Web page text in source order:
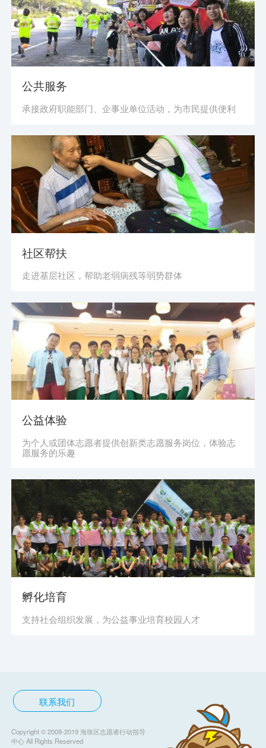
公共服务
承接政府职能部门、企事业单位活动，为市民提供便利
社区帮扶
走进基层社区，帮助老弱病残等弱势群体
公益体验
为个人或团体志愿者提供创新类志愿服务岗位，体验志
愿服务的乐趣
孵化培育
支持社会组织发展，为公益事业培育校园人才
联系我们
Copyright © 2009-2019 海珠区志愿者行动指导
中心 All Rights Reserved